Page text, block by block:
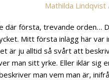
Mathilda Lindqvist
där första, trevande orden…
Mitt första inlägg här
är ju alltid så svårt att
man sitt yrke. Eller iklär sig
man vem man är,